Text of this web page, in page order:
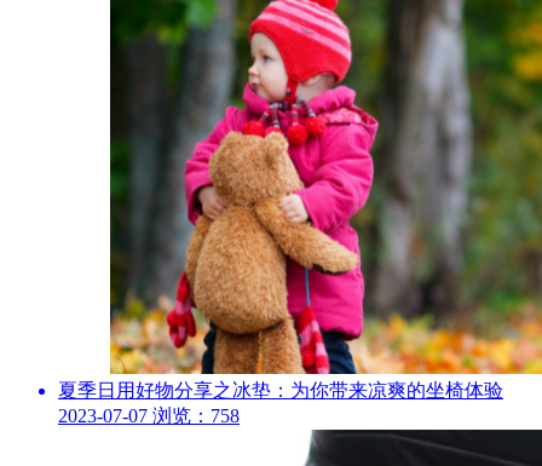
夏季日用好物分享之冰垫：为你带来凉爽的坐椅体验
2023-07-07 浏览：758